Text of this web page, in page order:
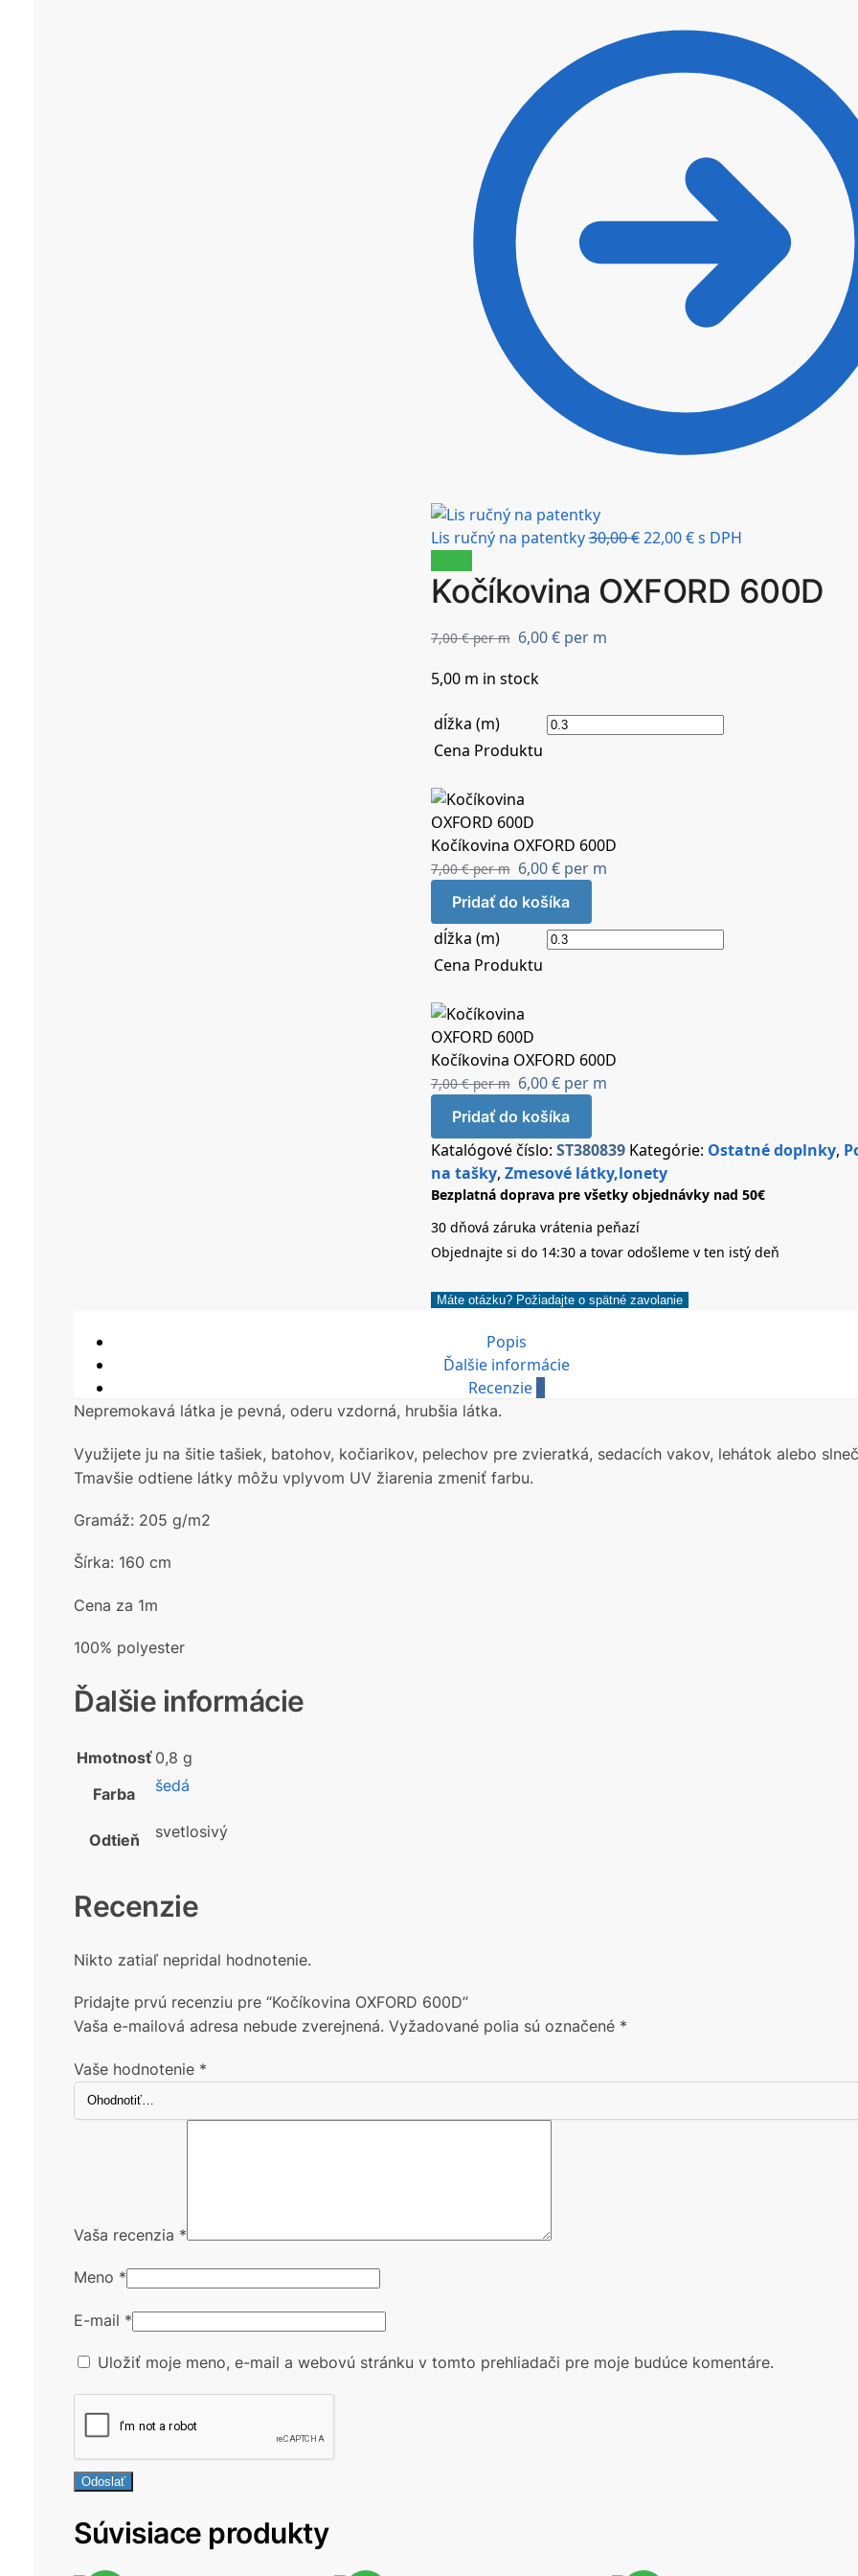
Lis ručný na patentky30,00€ 22,00€s DPH
Kočíkovina OXFORD 600D
7,00€per m 6,00€per m
5,00 m in stock
dĺžka (m)
Cena Produktu
Kočíkovina OXFORD 600D
7,00€per m 6,00€per m
Pridať do košíka
dĺžka (m)
Cena Produktu
Kočíkovina OXFORD 600D
7,00€per m 6,00€per m
Pridať do košíka
Katalógové číslo: ST380839 Kategórie: Ostatné doplnky,
na tašky, Zmesové látky,lonety
Bezplatná doprava pre všetky objednávky nad 50€
30 dňová záruka vrátenia peňazí
Objednajte si do 14:30 a tovar odošleme v ten istý deň
Máte otázku? Požiadajte o spätné zavolanie
Popis
Ďalšie informácie
Recenzie 0
Nepremokavá látka je pevná, oderu vzdorná, hrubšia látka.
Využijete ju na šitie tašiek, batohov, kočiarikov, pelechov pre zvieratká, sedacích vakov, lehátok alebo
Tmavšie odtiene látky môžu vplyvom UV žiarenia zmeniť farbu.
Gramáž: 205 g/m2
Šírka: 160 cm
Cena za 1m
100% polyester
Ďalšie informácie
Hmotnosť 0,8 g
Farba
šedá
Odtieň svetlosivý
Recenzie
Nikto zatiaľ nepridal hodnotenie.
Pridajte prvú recenziu pre “Kočíkovina OXFORD 600D”
Vaša e-mailová adresa nebude zverejnená. Vyžadované polia sú označené *
Vaše hodnotenie *
Vaša recenzia *
Meno *
E-mail *
Uložiť moje meno, e-mail a webovú stránku v tomto prehliadači pre moje budúce komentáre.
Súvisiace produkty